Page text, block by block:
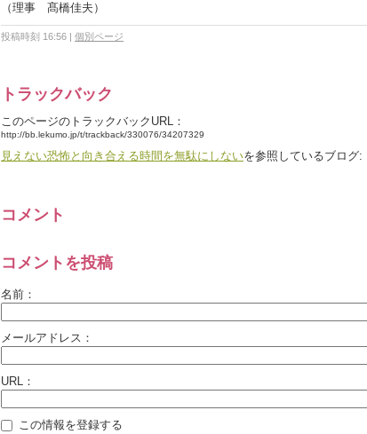
（理事 髙橋佳夫）
投稿時刻 16:56 | 個別ページ
トラックバック
このページのトラックバックURL：
http://bb.lekumo.jp/t/trackback/330076/34207329
見えない恐怖と向き合える時間を無駄にしないを参照しているブログ:
コメント
コメントを投稿
名前：
メールアドレス：
URL：
この情報を登録する